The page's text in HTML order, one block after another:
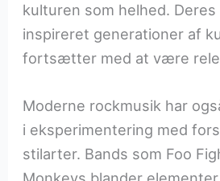
kulturen som helhed. Deres
inspireret generationer af
fortsætter med at være
Moderne rockmusik har
i eksperimentering med
stilarter. Bands som Foo